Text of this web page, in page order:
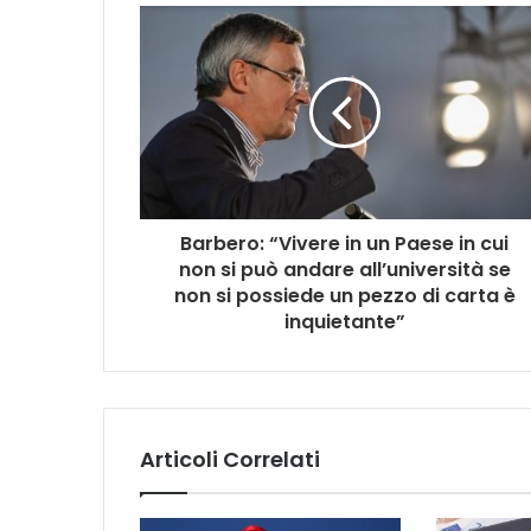
Barbero: “Vivere in un Paese in cui
non si può andare all’università se
non si possiede un pezzo di carta è
inquietante”
Articoli Correlati